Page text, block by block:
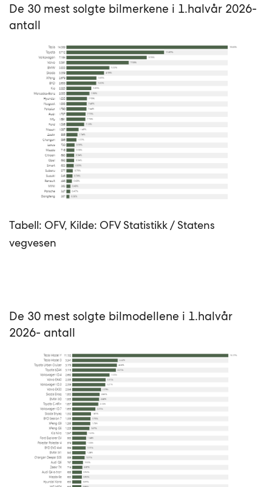
De 30 mest solgte bilmerkene i 1.halvår 2026-
antall
Tabell: OFV, Kilde: OFV Statistikk / Statens
vegvesen
De 30 mest solgte bilmodellene i 1.halvår
2026- antall